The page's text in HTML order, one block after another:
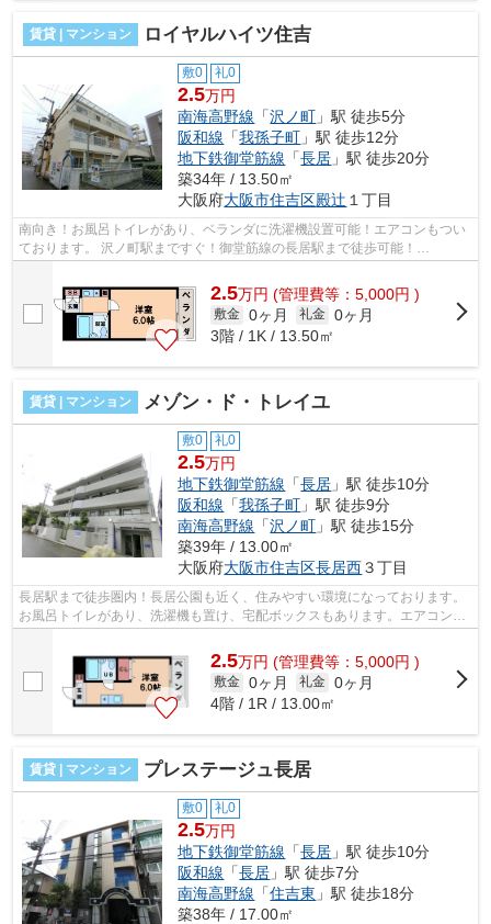
賃貸 | マンション ロイヤルハイツ住吉
敷0 礼0
2.5万円
南海高野線 「沢ノ町 」駅 徒歩5分
阪和線 「我孫子町 」駅 徒歩12分
地下鉄御堂筋線 「長居 」駅 徒歩20分
築34年 / 13.50㎡
大阪府大阪市住吉区殿辻 １丁目
南向き！お風呂トイレがあり、ベランダに洗濯機設置可能！エアコンもつい
ております。 沢ノ町駅まですぐ！御堂筋線の長居駅まで徒歩可能！
■□■□■□■□■□■□■□■□■□■□■□■□■□■□■□■□■□■□■□■...
2.5万円 (管理費等：5,000円 )
敷金 0ヶ月 礼金 0ヶ月
3階 / 1K / 13.50㎡
賃貸 | マンション メゾン・ド・トレイユ
敷0 礼0
2.5万円
地下鉄御堂筋線 「長居 」駅 徒歩10分
阪和線 「我孫子町 」駅 徒歩9分
南海高野線 「沢ノ町 」駅 徒歩15分
築39年 / 13.00㎡
大阪府大阪市住吉区長居西３丁目
長居駅まで徒歩圏内！長居公園も近く、住みやすい環境になっております。
お風呂トイレがあり、洗濯機も置け、宅配ボックスもあります。エアコン付
2.5万円 (管理費等：5,000円 )
敷金 0ヶ月 礼金 0ヶ月
4階 / 1R / 13.00㎡
賃貸 | マンション プレステージュ長居
敷0 礼0
2.5万円
地下鉄御堂筋線 「長居 」駅 徒歩10分
阪和線 「長居 」駅 徒歩7分
南海高野線 「住吉東 」駅 徒歩18分
築38年 / 17.00㎡